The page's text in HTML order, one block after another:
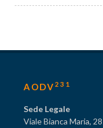
AODV 231
Sede Legale
Viale Bianca Maria, 28